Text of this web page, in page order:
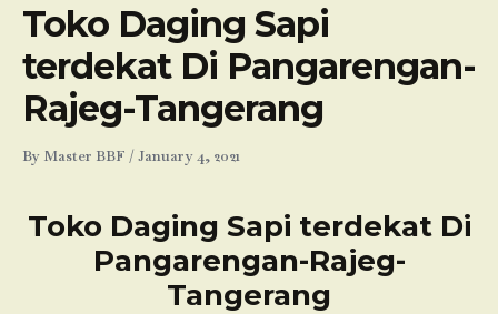
Toko Daging Sapi
terdekat Di Pangarengan-
Rajeg-Tangerang
By Master BBF /January 4, 2021
Toko Daging Sapi terdekat Di
Pangarengan-Rajeg-
Tangerang